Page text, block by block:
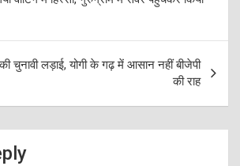
चुनावी लड़ाई, योगी के गढ़ में आसान नहीं बीजेपी
की राह